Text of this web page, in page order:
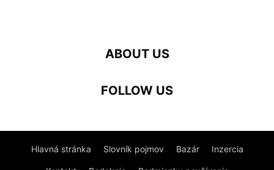
ABOUT US
FOLLOW US
Hlavná stránka Slovník pojmov Bazár Inzercia